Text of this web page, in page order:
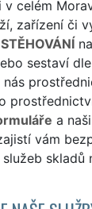
v celém
zařízení či
sestaví
a
vám
skladů